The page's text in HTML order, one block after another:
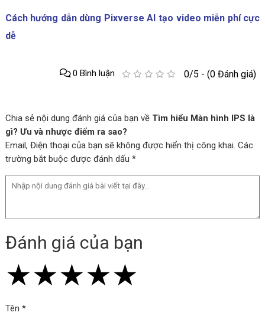
Cách hướng dẫn dùng Pixverse AI tạo video miễn phí cực
dễ
0/5 - (0 Đánh giá)
0 Bình luận
Chia sẻ nội dung đánh giá của bạn về Tìm hiểu Màn hình IPS là
gì? Ưu và nhược điểm ra sao?
Email, Điện thoại của bạn sẽ không được hiển thị công khai. Các
trường bắt buộc được đánh dấu *
Đánh giá của bạn
★
★★
★★★
★★★★
★★★★★
Tên *